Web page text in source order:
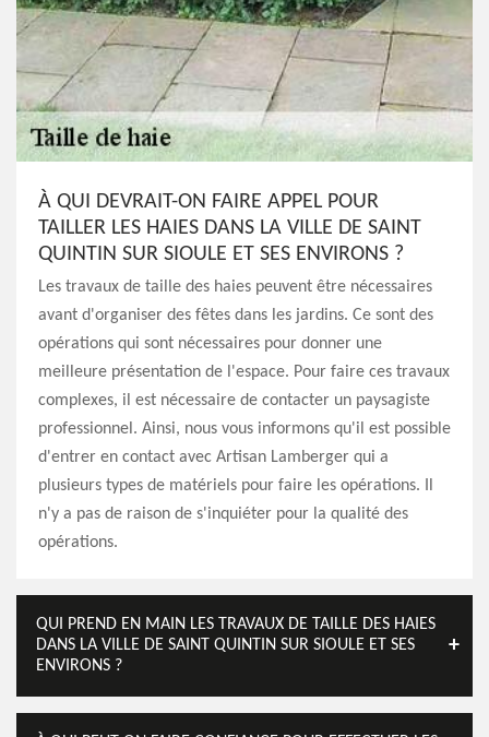
À QUI DEVRAIT-ON FAIRE APPEL POUR
TAILLER LES HAIES DANS LA VILLE DE SAINT
QUINTIN SUR SIOULE ET SES ENVIRONS ?
Les travaux de taille des haies peuvent être nécessaires
avant d'organiser des fêtes dans les jardins. Ce sont des
opérations qui sont nécessaires pour donner une
meilleure présentation de l'espace. Pour faire ces travaux
complexes, il est nécessaire de contacter un paysagiste
professionnel. Ainsi, nous vous informons qu'il est possible
d'entrer en contact avec Artisan Lamberger qui a
plusieurs types de matériels pour faire les opérations. Il
n'y a pas de raison de s'inquiéter pour la qualité des
opérations.
QUI PREND EN MAIN LES TRAVAUX DE TAILLE DES HAIES
DANS LA VILLE DE SAINT QUINTIN SUR SIOULE ET SES
ENVIRONS ?